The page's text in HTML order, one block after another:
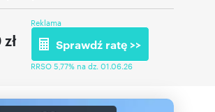
zł
Reklama
Sprawdź ratę >>
RRSO 5,77% na dz. 01.06.26